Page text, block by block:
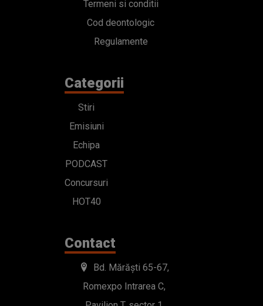
Termeni si conditii
Cod deontologic
Regulamente
Categorii
Stiri
Emisiuni
Echipa
PODCAST
Concursuri
HOT40
Contact
Bd. Mărăști 65-67,
Romexpo Intrarea C,